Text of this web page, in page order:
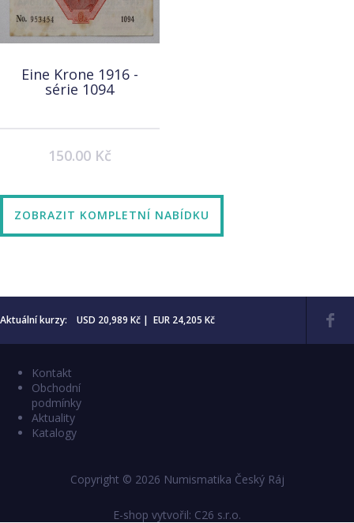
Eine Krone 1916 -
série 1094
150.00 Kč
ZOBRAZIT KOMPLETNÍ NABÍDKU
Aktuální kurzy: USD 20,989 Kč | EUR 24,205 Kč
Kontakt
Obchodní
podmínky
Aktuality
Katalogy
Copyright © 2026 Numismatika Český Ráj
E-shop vytvořil: C26 s.r.o.